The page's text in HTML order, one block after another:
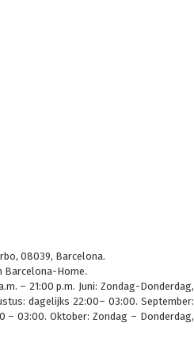
08039, Barcelona.
Barcelona-Home.
– 21:00 p.m. Juni: Zondag-Donderdag,
dagelijks 22:00– 03:00. September:
– 03:00. Oktober: Zondag – Donderdag,